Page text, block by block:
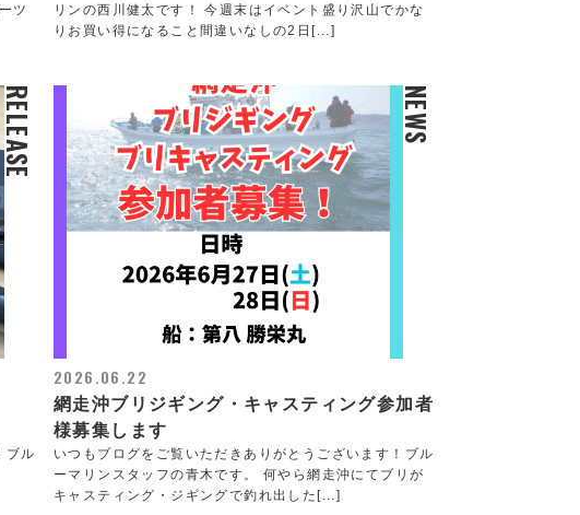
ツ
リンの西川健太です！ 今週末はイベント盛り沢山でかな
りお買い得になること間違いなしの2日[...]
RELEASE
ブル
NEWS
2026.06.22
網走沖ブリジギング・キャスティング参加者
様募集します
いつもブログをご覧いただきありがとうございます！ブル
ーマリンスタッフの青木です。 何やら網走沖にてブリが
キャスティング・ジギングで釣れ出した[...]